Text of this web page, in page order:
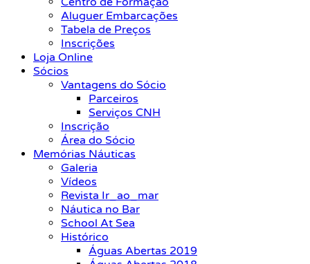
Aluguer Embarcações
Tabela de Preços
Inscrições
Loja Online
Sócios
Vantagens do Sócio
Parceiros
Serviços CNH
Inscrição
Área do Sócio
Memórias Náuticas
Galeria
Vídeos
Revista Ir_ao_mar
Náutica no Bar
School At Sea
Histórico
Águas Abertas 2019